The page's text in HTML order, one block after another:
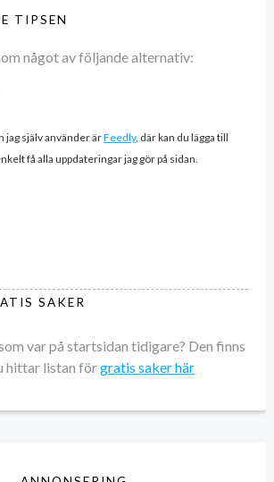
TIPSEN
något av följande alternativ:
jag själv använder ärFeedly, där kan du lägga till
få alla uppdateringar jag gör på sidan.
SAKER
var på startsidan tidigare? Den finns
hittar listan förgratis saker här